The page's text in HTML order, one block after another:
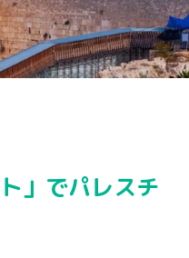
」でパレスチ